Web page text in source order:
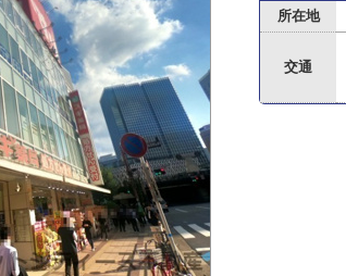
所在地
交通